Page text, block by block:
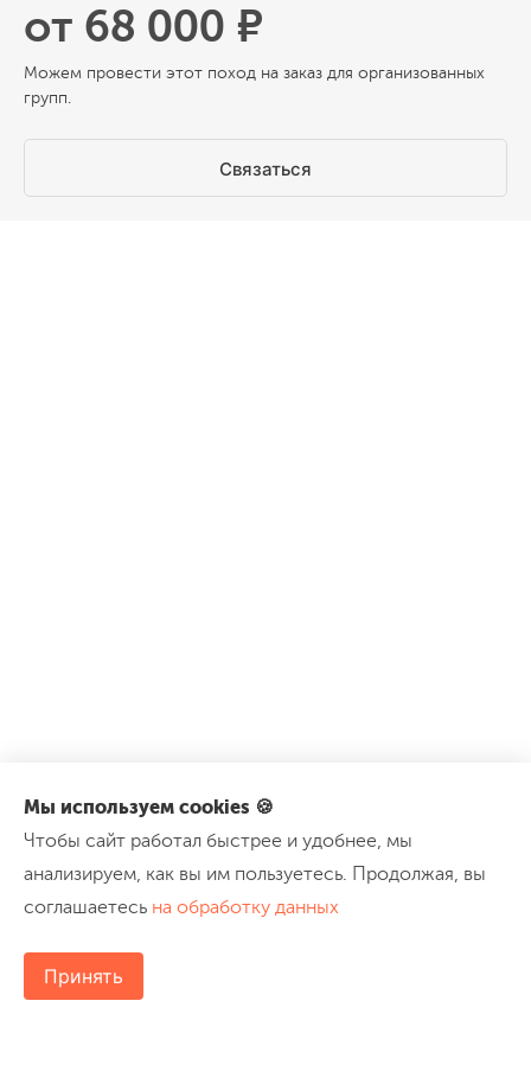
Мы используем cookies 🍪
Чтобы сайт работал быстрее и удобнее, мы
анализируем, как вы им пользуетесь. Продолжая, вы
соглашаетесь на обработку данных
Принять
от 68 000 ₽
Можем провести этот поход на заказ для организованных
групп.
Связаться